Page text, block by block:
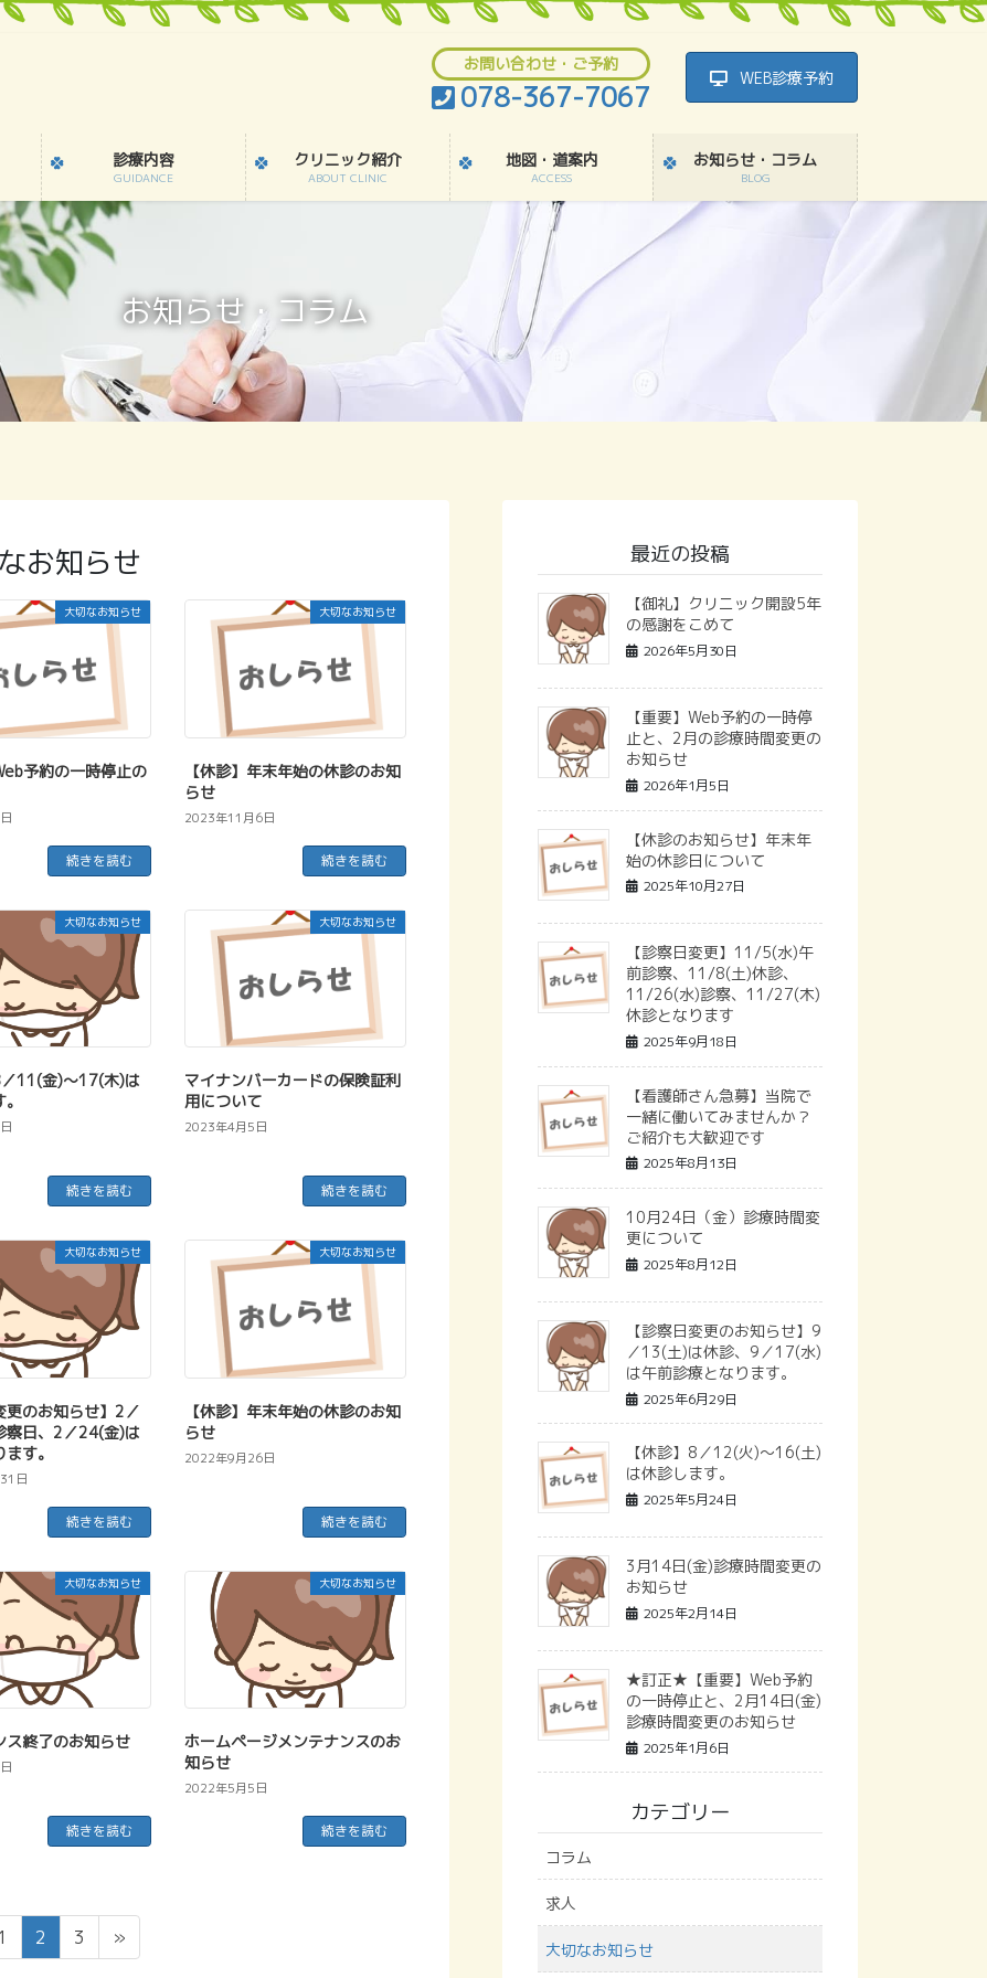
お問い合わせ・ご予約
078-367-7067
WEB診療予約
診療内容
GUIDANCE
クリニック紹介
ABOUT CLINIC
地図・道案内
ACCESS
お知らせ・コラム
BLOG
お知らせ・コラム
お知らせ
大切なお知らせ
予約の一時停止の
続きを読む
大切なお知らせ
【休診】年末年始の休診のお知
らせ
2023年11月6日
続きを読む
大切なお知らせ
／11(金)～17(木)は
続きを読む
大切なお知らせ
マイナンバーカードの保険証利
用について
2023年4月5日
続きを読む
大切なお知らせ
更のお知らせ】2／
察日、2／24(金)は
す。
日
続きを読む
大切なお知らせ
【休診】年末年始の休診のお知
らせ
2022年9月26日
続きを読む
大切なお知らせ
ス終了のお知らせ
続きを読む
大切なお知らせ
ホームページメンテナンスのお
知らせ
2022年5月5日
続きを読む
ペ
ー
2
ペ
ー
3 »
最近の投稿
【御礼】クリニック開設5年
の感謝をこめて
2026年5月30日
【重要】Web予約の一時停
止と、2月の診療時間変更の
お知らせ
2026年1月5日
【休診のお知らせ】年末年
始の休診日について
2025年10月27日
【診察日変更】11/5(水)午
前診察、11/8(土)休診、
11/26(水)診察、11/27(木)
休診となります
2025年9月18日
【看護師さん急募】当院で
一緒に働いてみませんか？
ご紹介も大歓迎です
2025年8月13日
10月24日（金）診療時間変
更について
2025年8月12日
【診察日変更のお知らせ】9
／13(土)は休診、9／17(水)
は午前診療となります。
2025年6月29日
【休診】8／12(火)～16(土)
は休診します。
2025年5月24日
3月14日(金)診療時間変更の
お知らせ
2025年2月14日
★訂正★【重要】Web予約
の一時停止と、2月14日(金)
診療時間変更のお知らせ
2025年1月6日
カテゴリー
コラム
求人
大切なお知らせ